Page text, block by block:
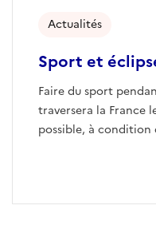
Sport et
Faire du sport
traversera la France
possible, à condition
Actualités